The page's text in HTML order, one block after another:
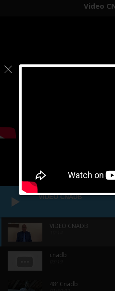
Video
VIDEO CNADB
VIDEO CNADB
cnadb
48ª Cnadb